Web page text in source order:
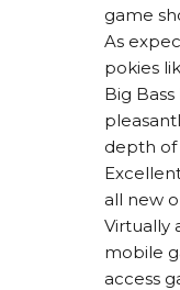
game
As
pokies
Big
depth of
all new
Virtually
mobile
access